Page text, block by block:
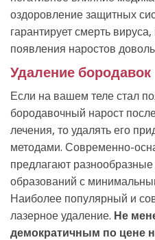
оздоровление защитных
гарантирует смерть
появления наростов
Удаление бородавок
Если на вашем теле стал
бородавочный нарост
лечения, то удалять его
методами. Современно-
предлагают
образований с
Наиболее популярный и
лазерное удаление. Не
демократичным по цене